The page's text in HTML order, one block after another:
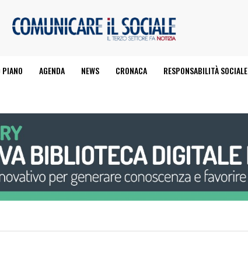
AGENDA NEWS CRONACA RESPONSABILITÀ SOCIALE